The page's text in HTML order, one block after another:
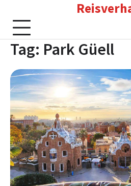
content
Tag: Park Güell